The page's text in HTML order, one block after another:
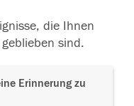
die Ihnen
sind.
Erinnerung zu